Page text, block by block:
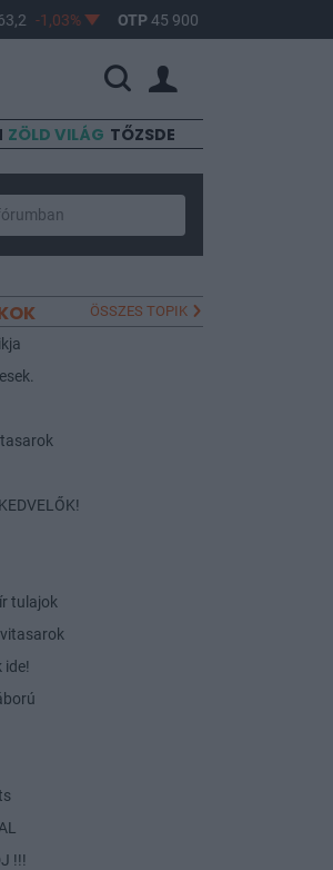
-1,03% OTP45 900 -1,82%
ZÖLD VILÁG TŐZSDE
ÖSSZES TOPIK
tulajok
ide!
!!!